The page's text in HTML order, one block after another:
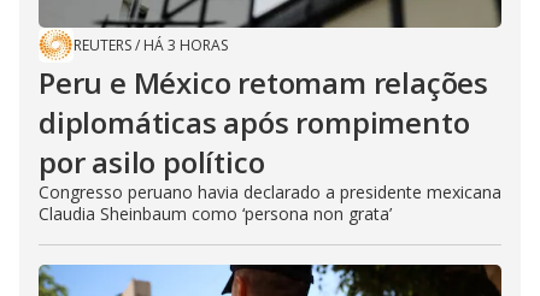
REUTERS/ HÁ 3 HORAS
Peru e México retomam relações
diplomáticas após rompimento
por asilo político
Congresso peruano havia declarado a presidente mexicana
Claudia Sheinbaum como ‘persona non grata’